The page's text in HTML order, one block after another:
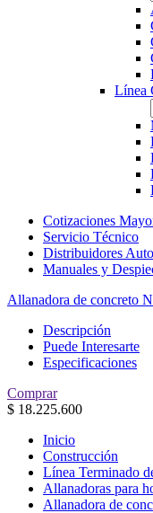
Línea
Cotizaciones
Servicio Técnico
Distribuidores
Manuales y
Allanadora de concreto
Descripción
Puede Interesarte
Especificaciones
Comprar
$ 18.225.600
Inicio
Construcción
Línea Terminado
Allanadoras para
Allanadora de